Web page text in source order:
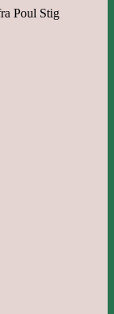
Poul Stig